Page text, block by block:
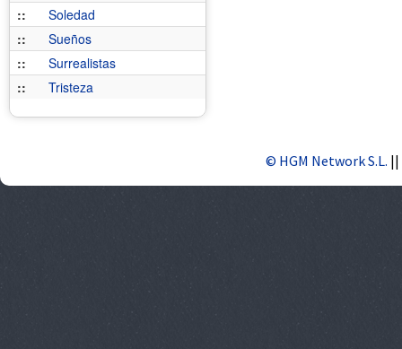
::
Soledad
::
Sueños
::
Surrealistas
::
Tristeza
© HGM Network S.L. ||